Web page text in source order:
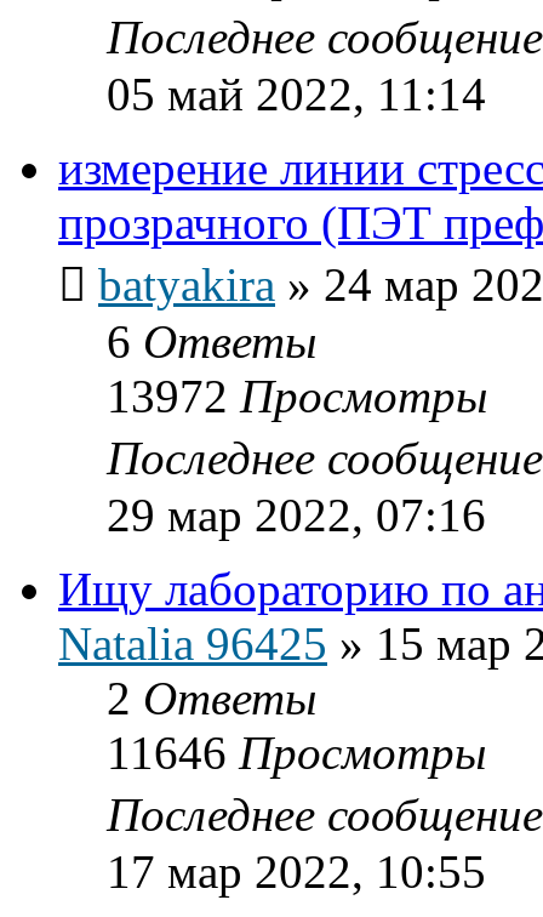
Последнее
05 май 2022, 11:14
измерение линии
прозрачного (ПЭТ
batyakira » 24 мар
6 Ответы
13972 Просмотры
Последнее
29 мар 2022, 07:16
Ищу лабораторию по
Natalia 96425 » 15 мар
2 Ответы
11646 Просмотры
Последнее
17 мар 2022, 10:55